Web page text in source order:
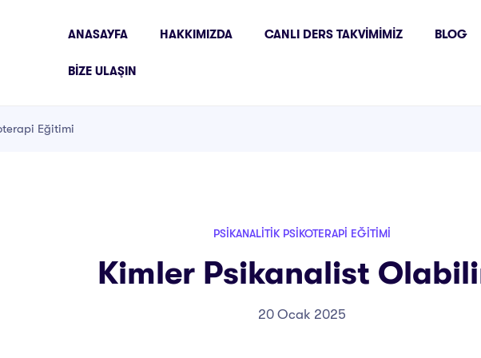
ANASAYFA HAKKIMIZDA CANLI DERS TAKVIMIMIZ BLOG
BIZE ULAŞIN
Eğitimi
PSIKANALITIK PSIKOTERAPI EĞITIMI
Kimler Psikanalist
20 Ocak 2025